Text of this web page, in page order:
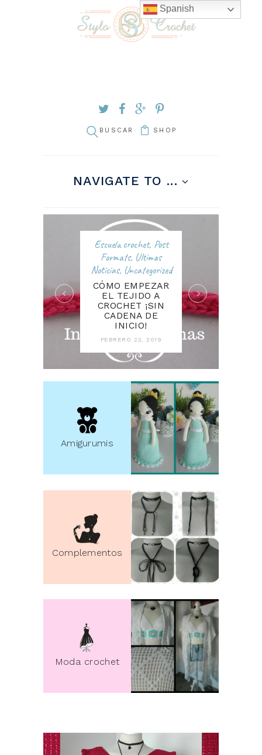
SHOP
NAVIGATE TO ...
Escuela crochet, Post
Formats, Ultimas
Noticias, Uncategorized
CÓMO EMPEZAR
EL TEJIDO A
CROCHET ¡SIN
CADENA DE
INICIO!
FEBRERO 22, 2019
Amigurumis
Complementos
Moda crochet
pin it
Spanish